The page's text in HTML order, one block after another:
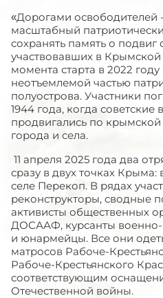
«Дорогами
масштабный
сохранять память о подвиг
участвовавших в
момента старта в 2022 году
неотъемлемой частью
полуострова. Участники
1944 года, когда советские
продвигались по
города и села.
11 апреля 2025 года два
сразу в двух точках
селе Перекоп. В рядах
реконструкторы, сводные
активисты общественных
ДОСААФ, курсанты военно-
и юнармейцы. Все они
матросов Рабоче-
Рабоче-Крестьянского
соответствующим
Отечественной войны.